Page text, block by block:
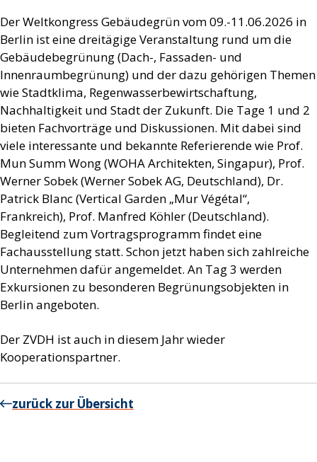
Der Weltkongress Gebäudegrün vom 09.-11.06.2026 in
Berlin ist eine dreitägige Veranstaltung rund um die
Gebäudebegrünung (Dach-, Fassaden- und
Innenraumbegrünung) und der dazu gehörigen Themen
wie Stadtklima, Regenwasserbewirtschaftung,
Nachhaltigkeit und Stadt der Zukunft. Die Tage 1 und 2
bieten Fachvorträge und Diskussionen. Mit dabei sind
viele interessante und bekannte Referierende wie Prof.
Mun Summ Wong (WOHA Architekten, Singapur), Prof.
Werner Sobek (Werner Sobek AG, Deutschland), Dr.
Patrick Blanc (Vertical Garden „Mur Végétal“,
Frankreich), Prof. Manfred Köhler (Deutschland).
Begleitend zum Vortragsprogramm findet eine
Fachausstellung statt. Schon jetzt haben sich zahlreiche
Unternehmen dafür angemeldet. An Tag 3 werden
Exkursionen zu besonderen Begrünungsobjekten in
Berlin angeboten.
Der ZVDH ist auch in diesem Jahr wieder
Kooperationspartner.
zurück zur Übersicht